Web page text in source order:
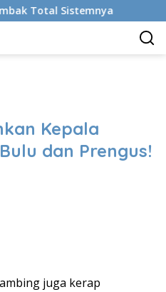
Sistemnya
Kepala
dan Prengus!
juga kerap